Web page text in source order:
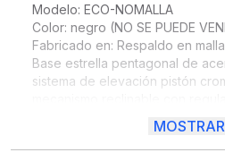
Modelo: ECO-NOMALLA
Color: negro (NO SE PUEDE
Fabricado en: Respaldo en
Base estrella pentagonal de
sistema de elevación pistón
Medidas: 47cm ancho  x 1.17mt
Peso máximo de resistencia :